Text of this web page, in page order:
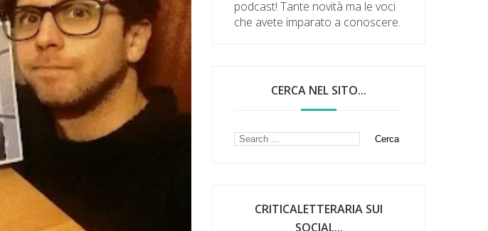
podcast! Tante novità ma le voci
che avete imparato a conoscere.
CERCA NEL SITO...
CRITICALETTERARIA SUI
SOCIAL...